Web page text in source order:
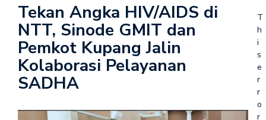
Tekan Angka HIV/AIDS di
NTT, Sinode GMIT dan
Pemkot Kupang Jalin
Kolaborasi Pelayanan
SADHA
T
h
i
s
e
r
r
o
r